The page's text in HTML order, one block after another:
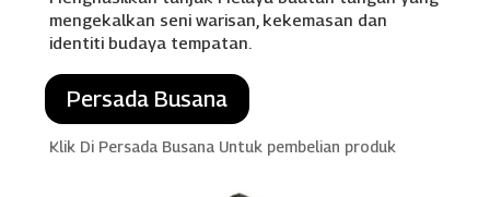
mengekalkan seni warisan, kekemasan dan
identiti budaya tempatan.
Persada Busana
Klik Di Persada Busana Untuk pembelian produk